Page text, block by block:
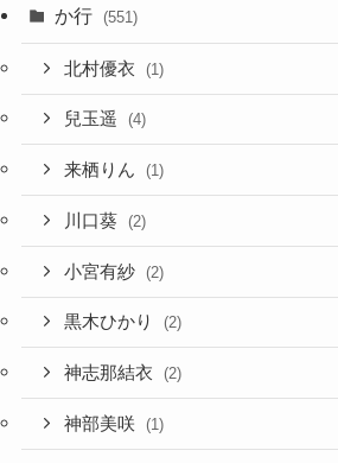
か行 (551)
北村優衣 (1)
兒玉遥 (4)
来栖りん (1)
川口葵 (2)
小宮有紗 (2)
黒木ひかり (2)
神志那結衣 (2)
神部美咲 (1)